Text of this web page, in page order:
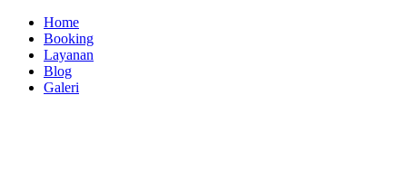
Home
Booking
Layanan
Blog
Galeri